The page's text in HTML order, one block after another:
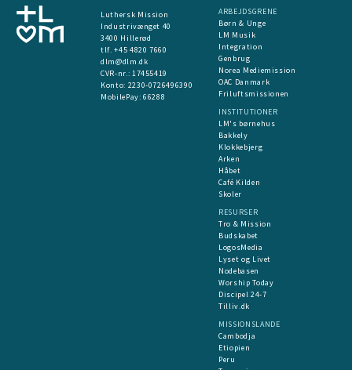
Luthersk Mission
Industrivænget 40
3400 Hillerød
tlf. +45 4820 7660
dlm@dlm.dk
CVR-nr.: 17455419
​Konto: 2230-0726496390
MobilePay:66288
ARBEJDSGRENE
Børn & Unge
LM Musik
Integration
Genbrug
Norea Mediemission
OAC Danmark
Friluftsmissionen
INSTITUTIONER
LM's børnehus
Bakkely
Klokkebjerg
Arken
Håbet
Café Kilden
Skoler
RESURSER
Tro & Mission
Budskabet
LogosMedia
Lyset og Livet
Nodebasen
Worship Today
Discipel 24-7
Tilliv.dk
MISSIONSLANDE
Cambodja
Etiopien
Peru